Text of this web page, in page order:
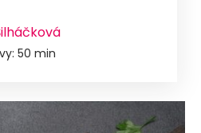
50 min